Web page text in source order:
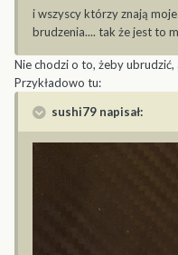
i wszyscy którzy znają
brudzenia.... tak że jest to
Nie chodzi o to, żeby
Przykładowo tu:
sushi79 napisał: